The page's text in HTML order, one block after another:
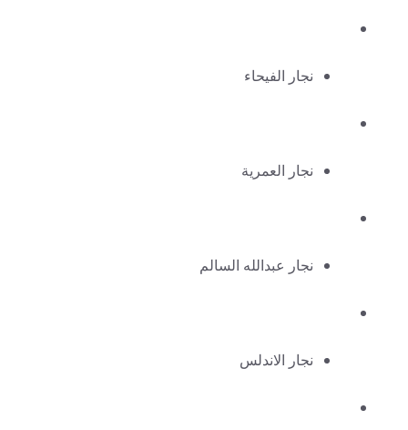
نجار الفيحاء
نجار العمرية
نجار عبدالله السالم
نجار الاندلس